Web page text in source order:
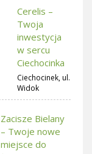
Cerelis –
Twoja
inwestycja
w sercu
Ciechocinka
Ciechocinek, ul.
Widok
Zacisze Bielany
– Twoje nowe
miejsce do